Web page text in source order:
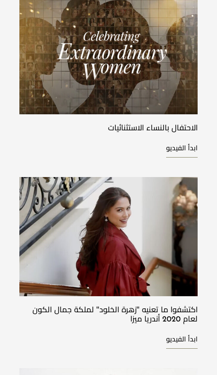
الاحتفال بالنساء الاستثنائيات
ابدأ الفيديو
اكتشفوا ما تعنيه ''زهرة الخلود'' لملكة جمال الكون
لعام 2020 أندريا ميزا
ابدأ الفيديو